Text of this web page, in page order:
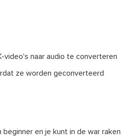
video's naar audio te converteren
ze worden geconverteerd
en je kunt in de war raken